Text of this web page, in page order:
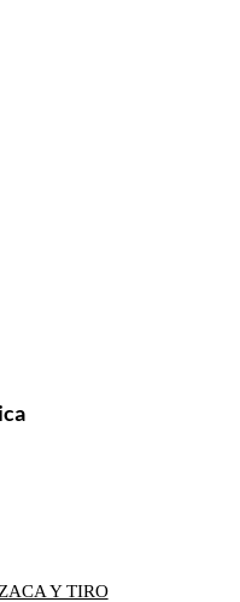
Y TIRO